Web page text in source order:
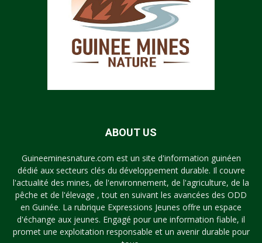
ABOUT US
Guineeminesnature.com est un site d'information guinéen
dédié aux secteurs clés du développement durable. Il couvre
l'actualité des mines, de l'environnement, de l'agriculture, de la
pêche et de l'élevage , tout en suivant les avancées des ODD
en Guinée. La rubrique Expressions Jeunes offre un espace
d'échange aux jeunes. Engagé pour une information fiable, il
promet une exploitation responsable et un avenir durable pour